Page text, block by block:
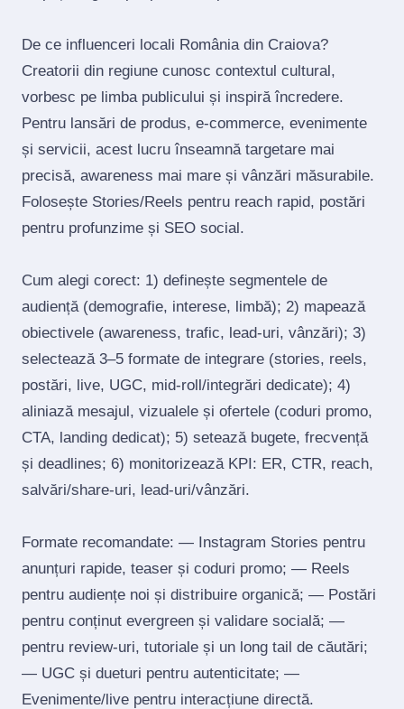
De ce influenceri locali România din Craiova?
Creatorii din regiune cunosc contextul cultural,
vorbesc pe limba publicului și inspiră încredere.
Pentru lansări de produs, e‑commerce, evenimente
și servicii, acest lucru înseamnă targetare mai
precisă, awareness mai mare și vânzări măsurabile.
Folosește Stories/Reels pentru reach rapid, postări
pentru profunzime și SEO social.
Cum alegi corect: 1) definește segmentele de
audiență (demografie, interese, limbă); 2) mapează
obiectivele (awareness, trafic, lead‑uri, vânzări); 3)
selectează 3–5 formate de integrare (stories, reels,
postări, live, UGC, mid‑roll/integrări dedicate); 4)
aliniază mesajul, vizualele și ofertele (coduri promo,
CTA, landing dedicat); 5) setează bugete, frecvență
și deadlines; 6) monitorizează KPI: ER, CTR, reach,
salvări/share‑uri, lead‑uri/vânzări.
Formate recomandate: — Instagram Stories pentru
anunțuri rapide, teaser și coduri promo; — Reels
pentru audiențe noi și distribuire organică; — Postări
pentru conținut evergreen și validare socială; —
pentru review‑uri, tutoriale și un long tail de căutări;
— UGC și dueturi pentru autenticitate; —
Evenimente/live pentru interacțiune directă.